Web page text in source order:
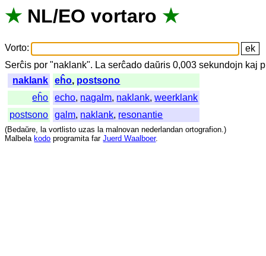
★ NL/EO vortaro ★
Vorto:
Serĉis por "naklank". La serĉado daŭris 0,003sekundojn kaj
naklank
eĥo, postsono
eĥo
echo, nagalm, naklank,weerklank
postsono
galm, naklank, resonantie
(Bedaŭre, la vortlisto uzas la malnovan nederlandan ortografion.)
Malbela kodo programita far Juerd Waalboer.